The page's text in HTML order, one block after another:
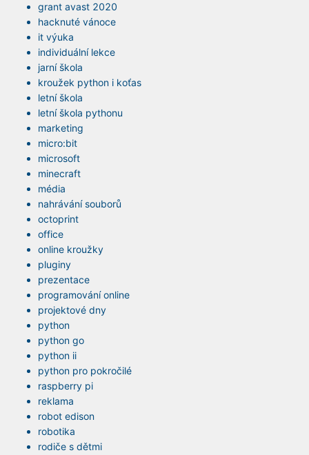
grant avast 2020
hacknuté vánoce
it výuka
individuální lekce
jarní škola
kroužek python i koťas
letní škola
letní škola pythonu
marketing
micro:bit
microsoft
minecraft
média
nahrávání souborů
octoprint
office
online kroužky
pluginy
prezentace
programování online
projektové dny
python
python go
python ii
python pro pokročilé
raspberry pi
reklama
robot edison
robotika
rodiče s dětmi